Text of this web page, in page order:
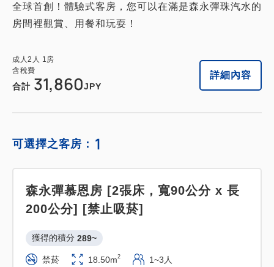
全球首創！體驗式客房，您可以在滿是森永彈珠汽水的
房間裡觀賞、用餐和玩耍！
成人 2 人 1 房
含稅費
合計 31,860JPY
詳細內容
可選擇之客房： 1
森永彈慕恩房 [2張床，寬90公分 x 長
200公分] [禁止吸菸]
獲得的積分 289~
禁菸 18.50m2 1~3人